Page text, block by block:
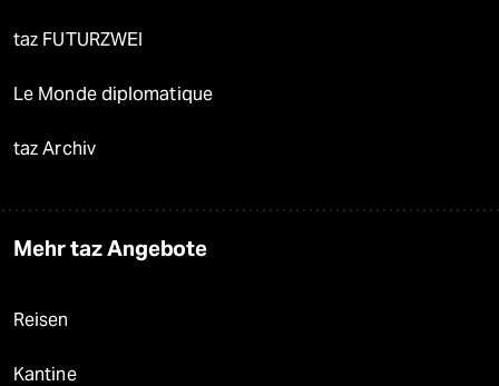
taz FUTURZWEI
Le Monde diplomatique
taz Archiv
Mehr taz Angebote
Reisen
Kantine